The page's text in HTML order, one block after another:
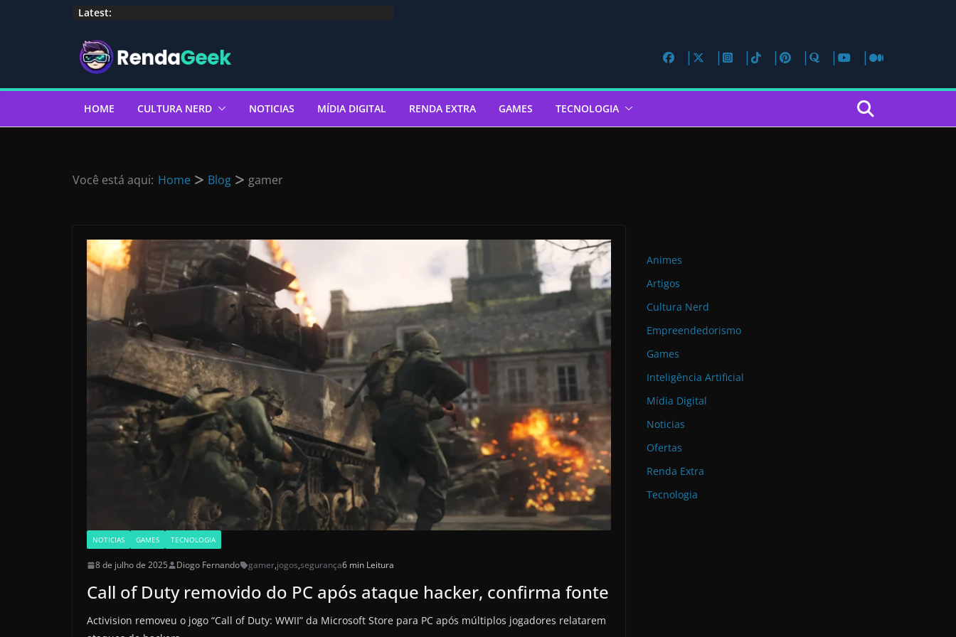
Latest:
HOME CULTURA NERD NOTICIAS MÍDIA DIGITAL RENDA EXTRA GAMES TECNOLOGIA
Você está aqui: Home Blog gamer
NOTICIAS GAMES TECNOLOGIA
8 de julho de 2025 Diogo Fernando gamer,jogos,segurança6 min Leitura
Call of Duty removido do PC após ataque hacker, confirma fonte
Activision removeu o jogo “Call of Duty: WWII” da Microsoft Store para PC após múltiplos jogadores relatarem
Animes
Artigos
Cultura Nerd
Empreendedorismo
Games
Inteligência Artificial
Mídia Digital
Noticias
Ofertas
Renda Extra
Tecnologia